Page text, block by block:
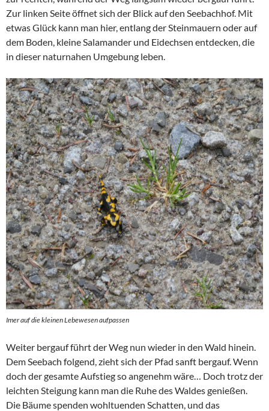
Zur linken Seite öffnet sich der Blick auf den Seebachhof. Mit
etwas Glück kann man hier, entlang der Steinmauern oder auf
dem Boden, kleine Salamander und Eidechsen entdecken, die
in dieser naturnahen Umgebung leben.
Imer auf die kleinen Lebewesen aufpassen
Weiter bergauf führt der Weg nun wieder in den Wald hinein.
Dem Seebach folgend, zieht sich der Pfad sanft bergauf. Wenn
doch der gesamte Aufstieg so angenehm wäre… Doch trotz der
leichten Steigung kann man die Ruhe des Waldes genießen.
Die Bäume spenden wohltuenden Schatten, und das